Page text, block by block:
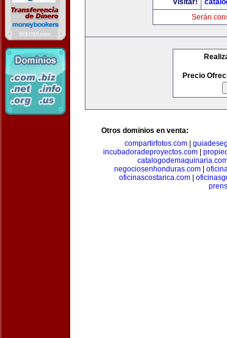
Visitar!
Serán
Precio
Otros dominios en venta:
compartirfotos.com|
incubadoradeproyectos.com
negociosenhonduras.com
oficinascostarica.com